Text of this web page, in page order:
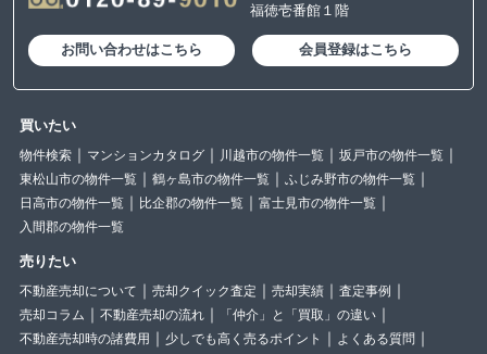
福徳壱番館１階
お問い合わせはこちら 会員登録はこちら
買いたい
物件検索 マンションカタログ 川越市の物件一覧
坂戸市の物件一覧
東松山市の物件一覧
鶴ヶ島市の物件一覧
ふじみ野市の物件一覧
日高市の物件一覧
比企郡の物件一覧
富士見市の物件一覧
入間郡の物件一覧
売りたい
不動産売却について 売却クイック査定 売却実績
査定事例
売却コラム
不動産売却の流れ
「仲介」と「買取」の違い
不動産売却時の諸費用
少しでも高く売るポイント
よくある質問